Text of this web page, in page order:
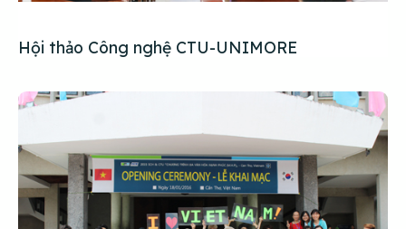
Hội thảo Công nghệ CTU-UNIMORE